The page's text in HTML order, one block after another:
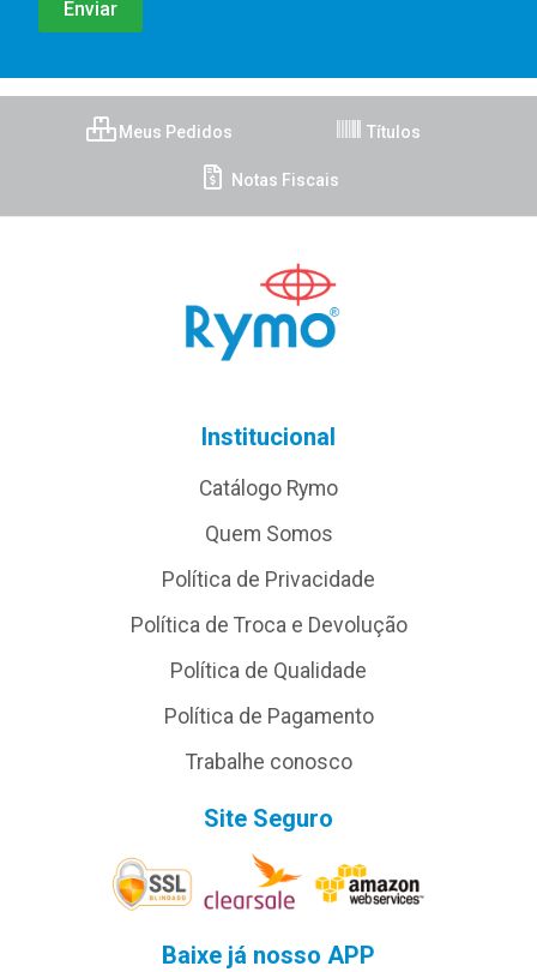
Meus Pedidos Títulos
Notas Fiscais
Institucional
Catálogo Rymo
Quem Somos
Política de Privacidade
Política de Troca e Devolução
Política de Qualidade
Política de Pagamento
Trabalhe conosco
Site Seguro
Baixe já nosso APP